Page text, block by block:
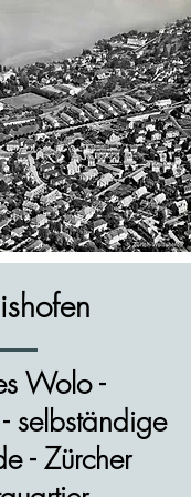
Wolo -
selbständige
- Zürcher